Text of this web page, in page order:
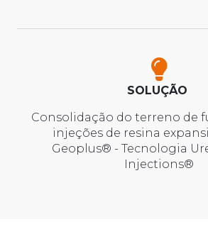
SOLUÇÃO
Consolidação do terreno de
injeções de resina
Geoplus® - Tecnologia
Injections®